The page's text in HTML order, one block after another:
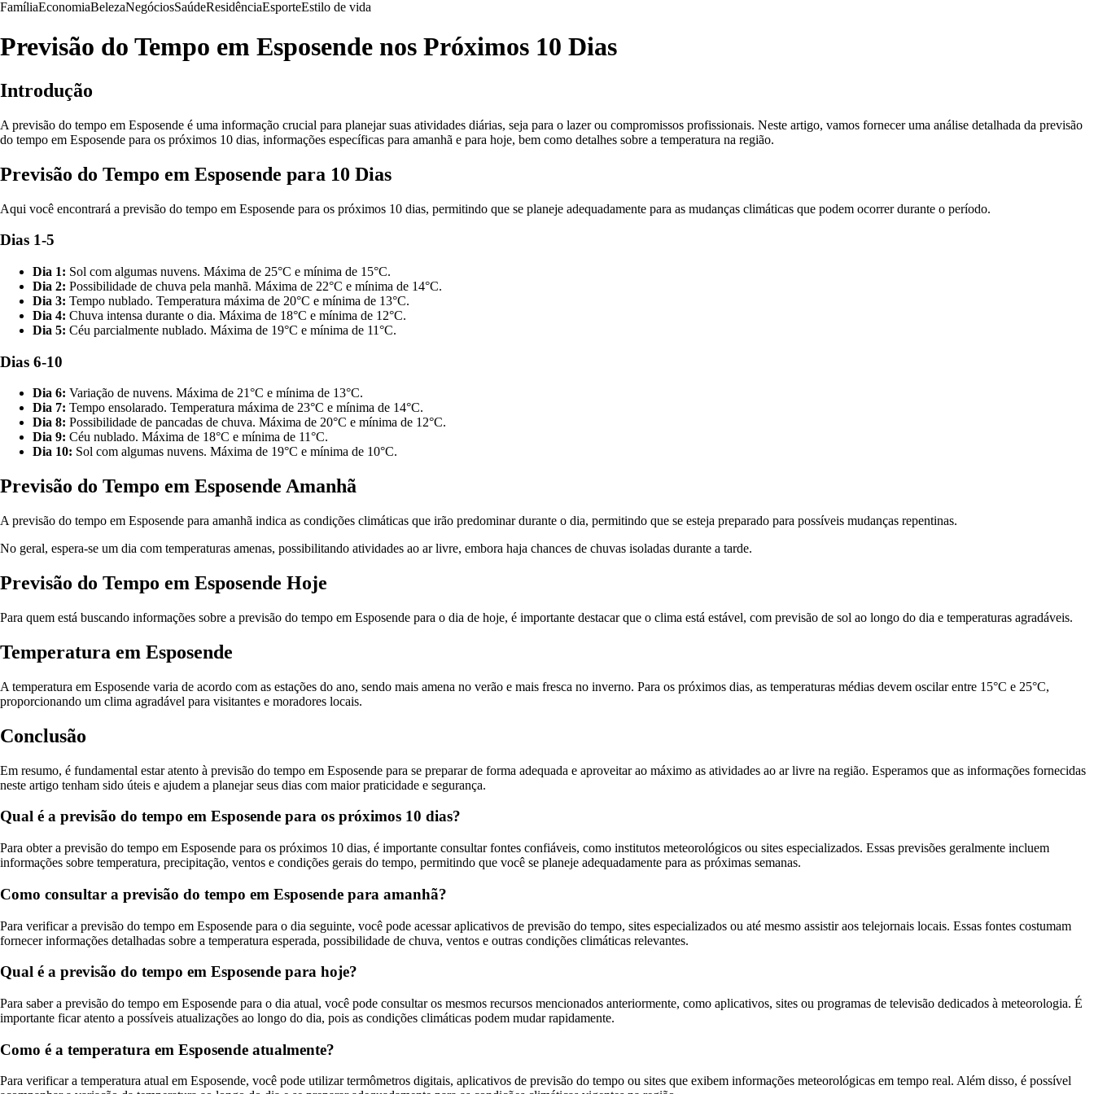
FamíliaEconomiaBelezaNegóciosSaúdeResidênciaEsporteEstilo de vida
Previsão do Tempo em Esposende nos Próximos 10 Dias
Introdução
A previsão do tempo em Esposende é uma informação crucial para planejar suas atividades diárias, seja para o lazer ou compromissos profissionais. Neste artigo, vamos fornecer uma análise detalhada da previsão
do tempo em Esposende para os próximos 10 dias, informações específicas para amanhã e para hoje, bem como detalhes sobre a temperatura na região.
Previsão do Tempo em Esposende para 10 Dias
Aqui você encontrará a previsão do tempo em Esposende para os próximos 10 dias, permitindo que se planeje adequadamente para as mudanças climáticas que podem ocorrer durante o período.
Dias 1-5
Dia 1: Sol com algumas nuvens. Máxima de 25°C e mínima de 15°C.
Dia 2: Possibilidade de chuva pela manhã. Máxima de 22°C e mínima de 14°C.
Dia 3: Tempo nublado. Temperatura máxima de 20°C e mínima de 13°C.
Dia 4: Chuva intensa durante o dia. Máxima de 18°C e mínima de 12°C.
Dia 5: Céu parcialmente nublado. Máxima de 19°C e mínima de 11°C.
Dias 6-10
Dia 6: Variação de nuvens. Máxima de 21°C e mínima de 13°C.
Dia 7: Tempo ensolarado. Temperatura máxima de 23°C e mínima de 14°C.
Dia 8: Possibilidade de pancadas de chuva. Máxima de 20°C e mínima de 12°C.
Dia 9: Céu nublado. Máxima de 18°C e mínima de 11°C.
Dia 10: Sol com algumas nuvens. Máxima de 19°C e mínima de 10°C.
Previsão do Tempo em Esposende Amanhã
A previsão do tempo em Esposende para amanhã indica as condições climáticas que irão predominar durante o dia, permitindo que se esteja preparado para possíveis mudanças repentinas.
No geral, espera-se um dia com temperaturas amenas, possibilitando atividades ao ar livre, embora haja chances de chuvas isoladas durante a tarde.
Previsão do Tempo em Esposende Hoje
Para quem está buscando informações sobre a previsão do tempo em Esposende para o dia de hoje, é importante destacar que o clima está estável, com previsão de sol ao longo do dia e temperaturas agradáveis.
Temperatura em Esposende
A temperatura em Esposende varia de acordo com as estações do ano, sendo mais amena no verão e mais fresca no inverno. Para os próximos dias, as temperaturas médias devem oscilar entre 15°C e 25°C,
proporcionando um clima agradável para visitantes e moradores locais.
Conclusão
Em resumo, é fundamental estar atento à previsão do tempo em Esposende para se preparar de forma adequada e aproveitar ao máximo as atividades ao ar livre na região. Esperamos que as informações fornecidas
neste artigo tenham sido úteis e ajudem a planejar seus dias com maior praticidade e segurança.
Qual é a previsão do tempo em Esposende para os próximos 10 dias?
Para obter a previsão do tempo em Esposende para os próximos 10 dias, é importante consultar fontes confiáveis, como institutos meteorológicos ou sites especializados. Essas previsões geralmente incluem
informações sobre temperatura, precipitação, ventos e condições gerais do tempo, permitindo que você se planeje adequadamente para as próximas semanas.
Como consultar a previsão do tempo em Esposende para amanhã?
Para verificar a previsão do tempo em Esposende para o dia seguinte, você pode acessar aplicativos de previsão do tempo, sites especializados ou até mesmo assistir aos telejornais locais. Essas fontes costumam
fornecer informações detalhadas sobre a temperatura esperada, possibilidade de chuva, ventos e outras condições climáticas relevantes.
Qual é a previsão do tempo em Esposende para hoje?
Para saber a previsão do tempo em Esposende para o dia atual, você pode consultar os mesmos recursos mencionados anteriormente, como aplicativos, sites ou programas de televisão dedicados à meteorologia. É
importante ficar atento a possíveis atualizações ao longo do dia, pois as condições climáticas podem mudar rapidamente.
Como é a temperatura em Esposende atualmente?
Para verificar a temperatura atual em Esposende, você pode utilizar termômetros digitais, aplicativos de previsão do tempo ou sites que exibem informações meteorológicas em tempo real. Além disso, é possível